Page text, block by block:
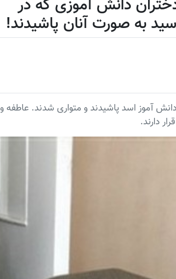
دانش آموزی که در
به صورت آنان پاشیدند!
آموز اسد پاشیدند و متواری شدند. عاطفه و
دارند.